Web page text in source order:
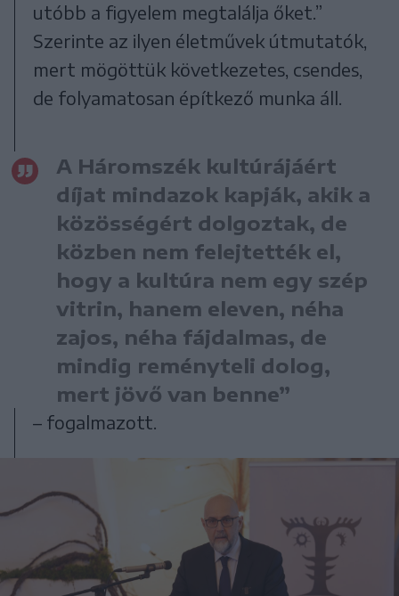
utóbb a figyelem megtalálja őket.”
Szerinte az ilyen életművek útmutatók,
mert mögöttük következetes, csendes,
de folyamatosan építkező munka áll.
A Háromszék kultúrájáért
díjat mindazok kapják, akik a
közösségért dolgoztak, de
közben nem felejtették el,
hogy a kultúra nem egy szép
vitrin, hanem eleven, néha
zajos, néha fájdalmas, de
mindig reményteli dolog,
mert jövő van benne”
– fogalmazott.